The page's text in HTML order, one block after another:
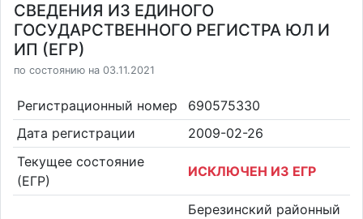
СВЕДЕНИЯ ИЗ ЕДИНОГО
ГОСУДАРСТВЕННОГО РЕГИСТРА ЮЛ И
ИП (ЕГР)
по состоянию на 03.11.2021
Регистрационный номер
690575330
Дата регистрации
2009-02-26
Текущее состояние
(ЕГР)
ИСКЛЮЧЕН ИЗ ЕГР
Березинский районный